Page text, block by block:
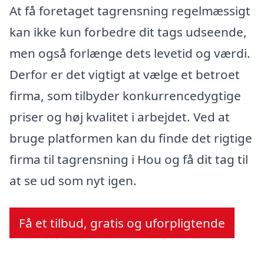
At få foretaget tagrensning regelmæssigt
kan ikke kun forbedre dit tags udseende,
men også forlænge dets levetid og værdi.
Derfor er det vigtigt at vælge et betroet
firma, som tilbyder konkurrencedygtige
priser og høj kvalitet i arbejdet. Ved at
bruge platformen kan du finde det rigtige
firma til tagrensning i Hou og få dit tag til
at se ud som nyt igen.
Få et tilbud, gratis og uforpligtende